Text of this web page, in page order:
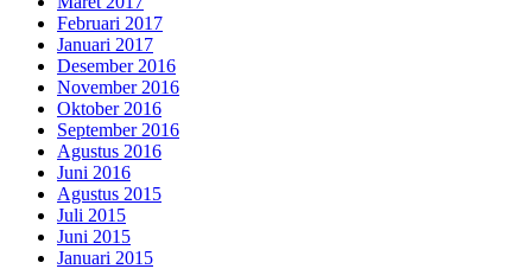
Februari 2017
Januari 2017
Desember 2016
November 2016
Oktober 2016
September 2016
Agustus 2016
Juni 2016
Agustus 2015
Juli 2015
Juni 2015
Januari 2015